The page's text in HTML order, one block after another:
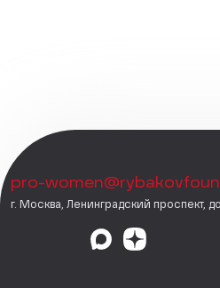
pro-
г. Москва, Ленинградский проспект,